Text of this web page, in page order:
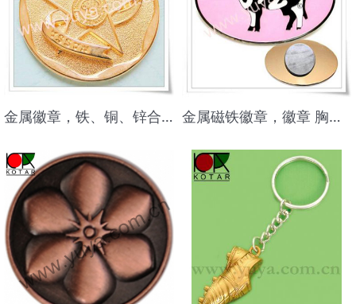
金属徽章，铁、铜、锌合金纪念章、胸针 金属磁铁徽章，徽章 胸章 徽章制作 徽章定制